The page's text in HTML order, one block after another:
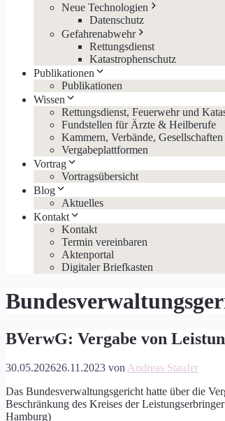
Neue Technologien
Datenschutz
Gefahrenabwehr
Rettungsdienst
Katastrophenschutz
Publikationen
Publikationen
Wissen
Rettungsdienst, Feuerwehr und
Fundstellen für Ärzte & Heilberufe
Kammern, Verbände, Gesellschaften
Vergabeplattformen
Vortrag
Vortragsübersicht
Blog
Aktuelles
Kontakt
Kontakt
Termin vereinbaren
Aktenportal
Digitaler Briefkasten
BVerwG: Vergabe von
30.05.202626.11.2023 von Andreas Staufer
Das Bundesverwaltungsgericht hatte über die
Beschränkung des Kreises der
Hamburg)